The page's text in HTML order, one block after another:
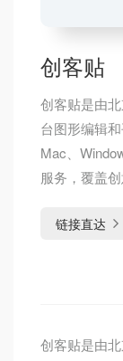
创客贴
创客贴是由
台图形编辑
Mac、
服务，覆盖
链接直达
创客贴是由